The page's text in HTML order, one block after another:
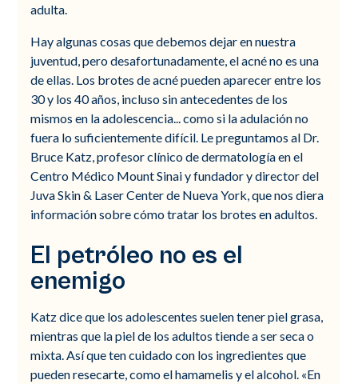
adulta.
Hay algunas cosas que debemos dejar en nuestra
juventud, pero desafortunadamente, el acné no es una
de ellas. Los brotes de acné pueden aparecer entre los
30 y los 40 años, incluso sin antecedentes de los
mismos en la adolescencia... como si la adulación no
fuera lo suficientemente difícil. Le preguntamos al Dr.
Bruce Katz, profesor clínico de dermatología en el
Centro Médico Mount Sinai y fundador y director del
Juva Skin & Laser Center de Nueva York, que nos diera
información sobre cómo tratar los brotes en adultos.
El petróleo no es el
enemigo
Katz dice que los adolescentes suelen tener piel grasa,
mientras que la piel de los adultos tiende a ser seca o
mixta. Así que ten cuidado con los ingredientes que
pueden resecarte, como el hamamelis y el alcohol. «En